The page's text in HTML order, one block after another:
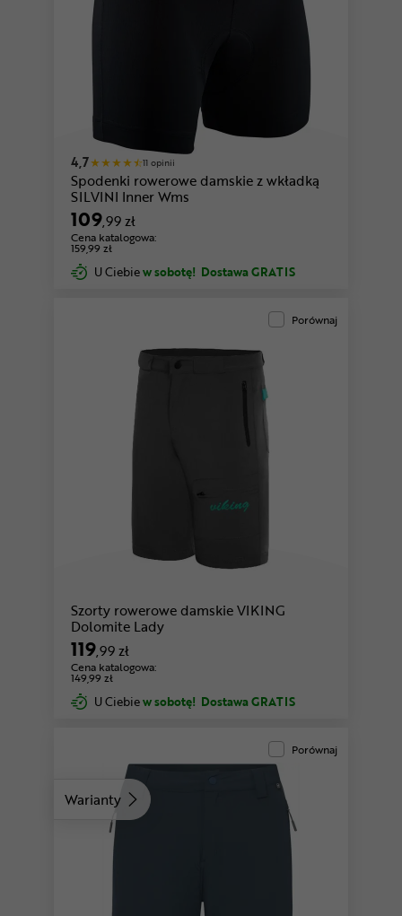
4,7 11 opinii
Spodenki rowerowe damskie z wkładką
SILVINI Inner Wms
109,99 zł
Cena katalogowa:
159,99 zł
U Ciebiew sobotę! Dostawa GRATIS
Porównaj
Szorty rowerowe damskie VIKING
Dolomite Lady
119,99 zł
Cena katalogowa:
149,99 zł
U Ciebiew sobotę! Dostawa GRATIS
Warianty
Porównaj